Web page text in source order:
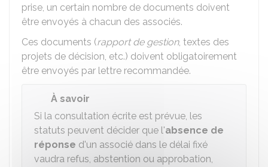
prise, un certain nombre de documents doivent
être envoyés à chacun des associés.
Ces documents (rapport de gestion, textes des
projets de décision, etc.) doivent obligatoirement
être envoyés par lettre recommandée.
À savoir
Si la consultation écrite est prévue, les
statuts peuvent décider que l'absence de
réponse d'un associé dans le délai fixé
vaudra refus, abstention ou approbation,